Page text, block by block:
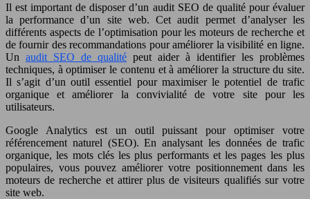
Il est important de disposer d’un audit SEO de qualité pour évaluer
la performance d’un site web. Cet audit permet d’analyser les
différents aspects de l’optimisation pour les moteurs de recherche et
de fournir des recommandations pour améliorer la visibilité en ligne.
Un audit SEO de qualité peut aider à identifier les problèmes
techniques, à optimiser le contenu et à améliorer la structure du site.
Il s’agit d’un outil essentiel pour maximiser le potentiel de trafic
organique et améliorer la convivialité de votre site pour les
utilisateurs.
Google Analytics est un outil puissant pour optimiser votre
référencement naturel (SEO). En analysant les données de trafic
organique, les mots clés les plus performants et les pages les plus
populaires, vous pouvez améliorer votre positionnement dans les
moteurs de recherche et attirer plus de visiteurs qualifiés sur votre
site web.